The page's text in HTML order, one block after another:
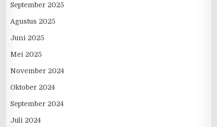
September 2025
Agustus 2025
Juni 2025
Mei 2025
November 2024
Oktober 2024
September 2024
Juli 2024